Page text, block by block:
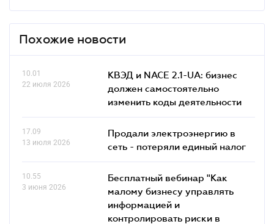
Похожие новости
10.01
22 июля 2026
КВЭД и NACE 2.1-UA: бизнес
должен самостоятельно
изменить коды деятельности
17.09
13 июля 2026
Продали электроэнергию в
сеть - потеряли единый налог
10.55
3 июня 2026
Бесплатный вебинар "Как
малому бизнесу управлять
информацией и
контролировать риски в